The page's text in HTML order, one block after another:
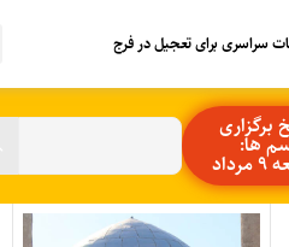
برای تعجیل در فرج